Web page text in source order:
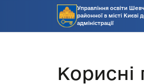
Управління освіти
районної в місті Києві
адміністрації
Корисні